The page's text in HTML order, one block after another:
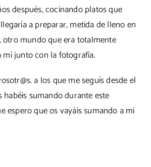
después, cocinando platos que
a preparar, metida de lleno en
otro mundo que era totalmente
mí junto con la fotografía.
a los que me seguís desde el
habéis sumando durante este
espero que os vayáis sumando a mi